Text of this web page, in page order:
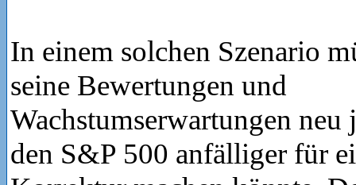
In einem solchen Szenario
seine Bewertungen und
Wachstumserwartungen neu
den S&P 500 anfälliger für